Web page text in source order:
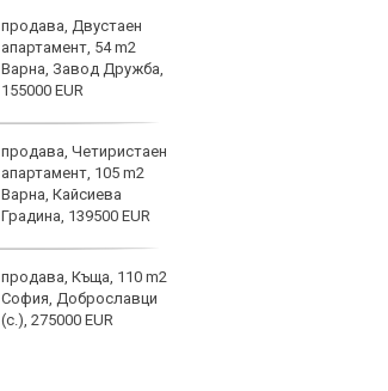
продава, Двустаен
апартамент, 54 m2
Варна, Завод Дружба,
155000 EUR
продава, Четиристаен
апартамент, 105 m2
Варна, Кайсиева
Градина, 139500 EUR
продава, Къща, 110 m2
София, Доброславци
(с.), 275000 EUR